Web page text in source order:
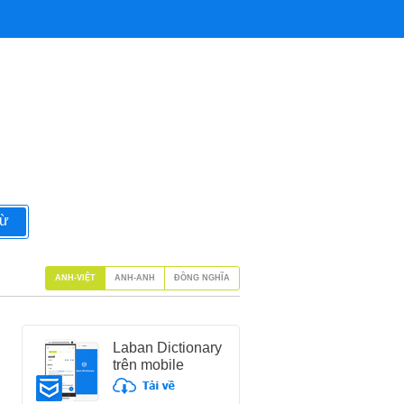
Laban Dictionary
trên mobile
ANH-VIỆT ANH-ANH ĐỒNG NGHĨA